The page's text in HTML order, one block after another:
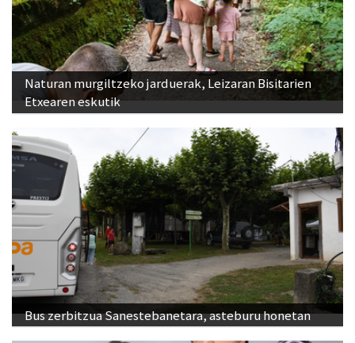
Naturan murgiltzeko jarduerak, Leizaran Bisitarien
Etxearen eskutik
Bus zerbitzua Sanestebanetara, asteburu honetan